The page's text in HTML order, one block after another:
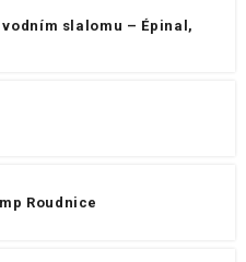
vodním slalomu – Épinal,
Roudnice